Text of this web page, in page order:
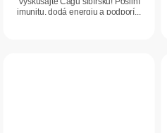
imunitu, dodá energiu a podporí...